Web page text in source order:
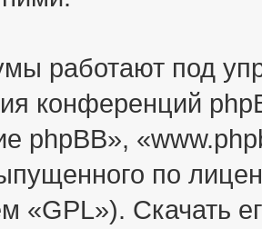
работают под
конференций
phpBB»,
по
«GPL»). Скачать